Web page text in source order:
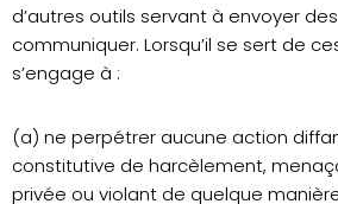
d’autres outils servant à envoyer
communiquer. Lorsqu’il se sert de
s’engage à :
(a) ne perpétrer aucune action
constitutive de harcèlement,
privée ou violant de quelque